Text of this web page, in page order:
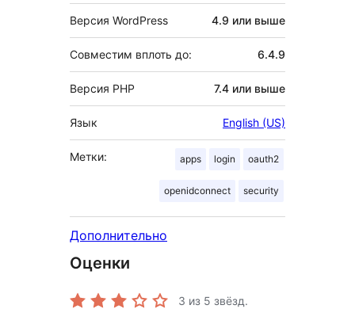
Версия WordPress 4.9 или выше
Совместим вплоть до: 6.4.9
Версия PHP 7.4 или выше
Язык English (US)
Метки: apps login oauth2
openidconnect security
Дополнительно
Оценки
3 из 5 звёзд.